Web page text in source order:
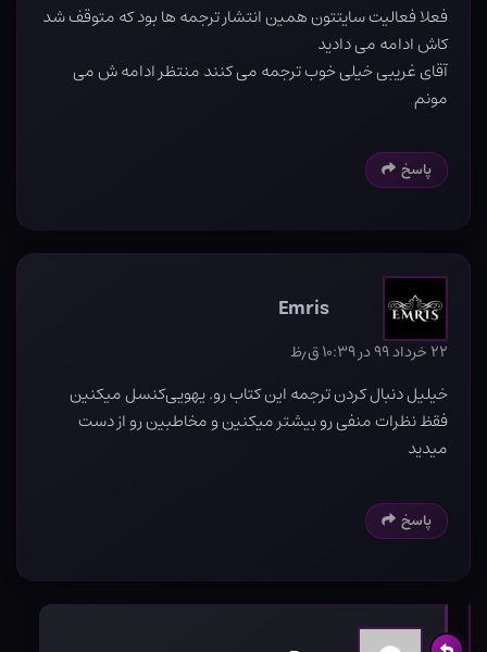
فعلا فعالیت سایتتون همین انتشار ترجمه ها بود که متوقف شد
کاش ادامه می دادید
آقای غریبی خیلی خوب ترجمه می کنند منتظر ادامه ش می
مونم
پاسخ
Emris
۲۲ خرداد ۹۹ در ۱۰:۳۹ ق٫ظ
خیلیل دنبال کردن ترجمه این کتاب رو. یهویی‌کنسل میکنین
فقظ نظرات منفی رو بیشتر میکنین و مخاطبین رو از دست
میدید
پاسخ